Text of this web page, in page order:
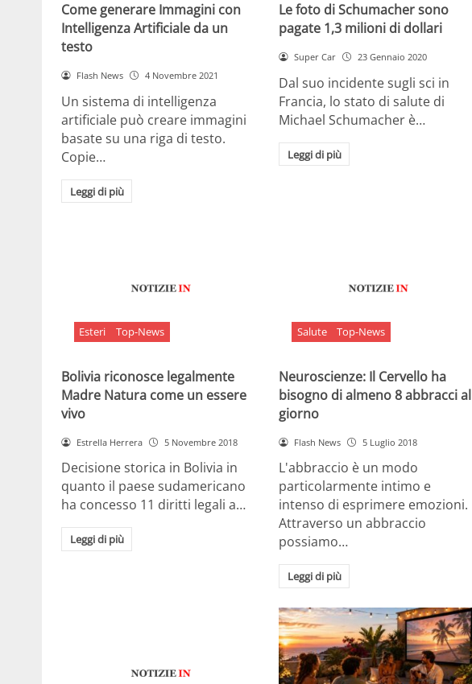
Come generare Immagini con
Intelligenza Artificiale da un
testo
Flash News 4 Novembre 2021
Un sistema di intelligenza
artificiale può creare immagini
basate su una riga di testo.
Copie…
Leggi di più
Le foto di Schumacher sono
pagate 1,3 milioni di dollari
Super Car 23 Gennaio 2020
Dal suo incidente sugli sci in
Francia, lo stato di salute di
Michael Schumacher è…
Leggi di più
Esteri Top-News
Bolivia riconosce legalmente
Madre Natura come un essere
vivo
Estrella Herrera 5 Novembre 2018
Decisione storica in Bolivia in
quanto il paese sudamericano
ha concesso 11 diritti legali a…
Leggi di più
Salute Top-News
Neuroscienze: Il Cervello ha
bisogno di almeno 8 abbracci al
giorno
Flash News 5 Luglio 2018
L'abbraccio è un modo
particolarmente intimo e
intenso di esprimere emozioni.
Attraverso un abbraccio
possiamo…
Leggi di più